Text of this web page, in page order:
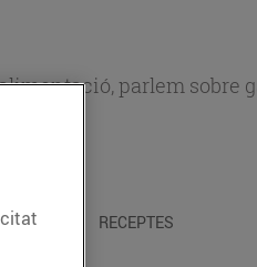
parlem sobre
RECEPTES